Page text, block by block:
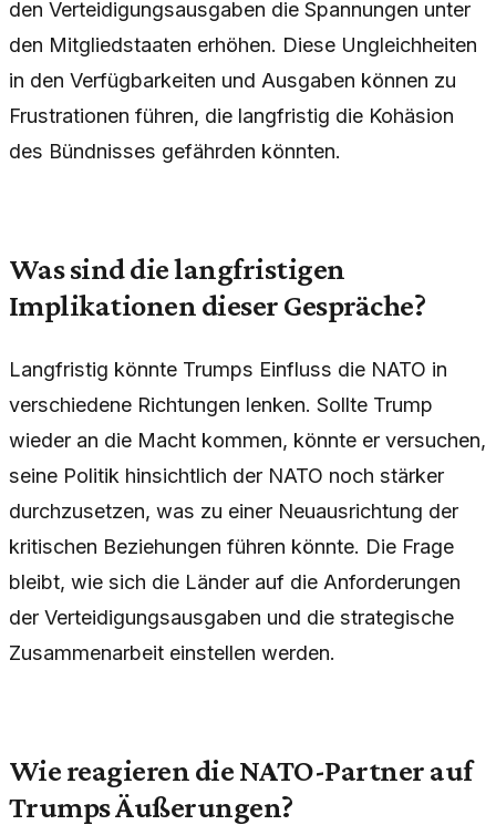
den Verteidigungsausgaben die Spannungen unter
den Mitgliedstaaten erhöhen. Diese Ungleichheiten
in den Verfügbarkeiten und Ausgaben können zu
Frustrationen führen, die langfristig die Kohäsion
des Bündnisses gefährden könnten.
Was sind die langfristigen
Implikationen dieser Gespräche?
Langfristig könnte Trumps Einfluss die NATO in
verschiedene Richtungen lenken. Sollte Trump
wieder an die Macht kommen, könnte er versuchen,
seine Politik hinsichtlich der NATO noch stärker
durchzusetzen, was zu einer Neuausrichtung der
kritischen Beziehungen führen könnte. Die Frage
bleibt, wie sich die Länder auf die Anforderungen
der Verteidigungsausgaben und die strategische
Zusammenarbeit einstellen werden.
Wie reagieren die NATO-Partner auf
Trumps Äußerungen?